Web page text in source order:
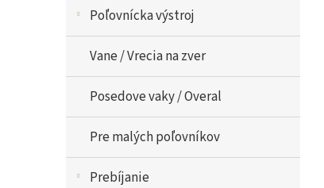
Poľovnícka výstroj
Vane / Vrecia na zver
Posedove vaky / Overal
Pre malých poľovníkov
Prebíjanie